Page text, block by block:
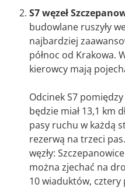
S7 węzeł
budowlane ruszyły
najbardziej
północ od Krakowa.
kierowcy mają
Odcinek S7
będzie miał 13,1 km
pasy ruchu w każdą
rezerwą na trzeci
węzły:
można zjechać na
10 wiaduktów,